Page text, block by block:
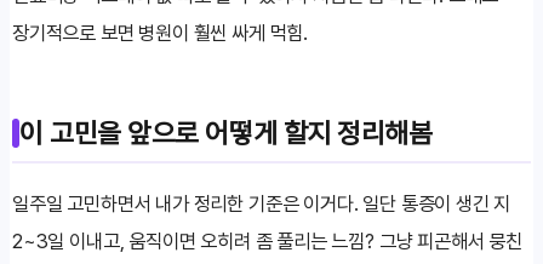
장기적으로 보면 병원이 훨씬 싸게 먹힘.
이 고민을 앞으로 어떻게 할지 정리해봄
일주일 고민하면서 내가 정리한 기준은 이거다. 일단 통증이 생긴 지
2~3일 이내고, 움직이면 오히려 좀 풀리는 느낌? 그냥 피곤해서 뭉친